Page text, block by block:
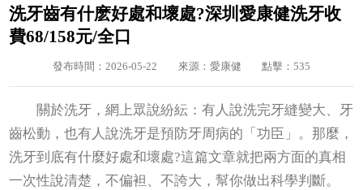
洗牙齒有什麽好處和壞處?深圳愛康健洗牙收
費68/158元/全口
發布時間：2026-05-22 來源：愛康健 點擊：535
關於洗牙，網上眾說紛紜：有人說洗完牙縫變大、牙
齒松動，也有人說洗牙是預防牙周病的「功臣」。那麼，
洗牙到底有什麼好處和壞處?這篇文章就把兩方面的真相
一次性說清楚，不偏袒、不誇大，幫你做出科學判斷。